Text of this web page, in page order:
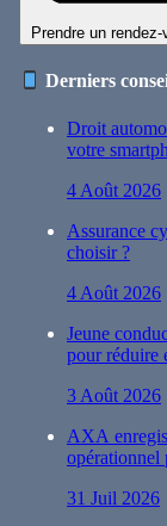
Prendre un rendez-
Derniers
Droit
votre
4 Août 2026
Assurance
choisir ?
4 Août 2026
Jeune
pour réduire
3 Août 2026
AXA
opérationnel
31 Juil 2026